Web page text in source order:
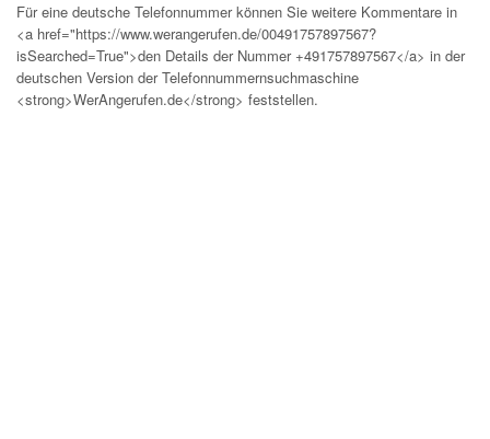
Für eine deutsche Telefonnummer können Sie weitere Kommentare in
<a href="https://www.werangerufen.de/00491757897567?
isSearched=True">den Details der Nummer +491757897567</a> in der
deutschen Version der Telefonnummernsuchmaschine
<strong>WerAngerufen.de</strong> feststellen.